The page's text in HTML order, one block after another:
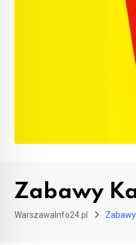
Zabawy
WarszawaInfo24.pl